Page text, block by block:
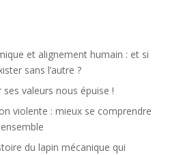
et alignement humain : et si
sans l’autre ?
valeurs nous épuise !
violente : mieux se comprendre
du lapin mécanique qui